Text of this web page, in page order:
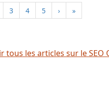
3 4 5 › »
tous les articles sur le SEO